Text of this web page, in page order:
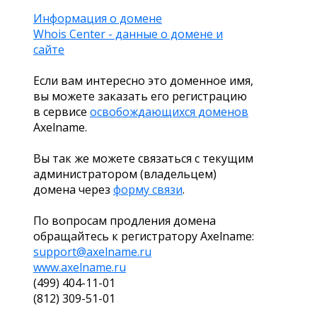
Информация о домене
Whois Center - данные о домене и
сайте
Если вам интересно это доменное имя,
вы можете заказать его регистрацию
в сервисе освобождающихся доменов
Axelname.
Вы так же можете связаться с текущим
администратором (владельцем)
домена через форму связи.
По вопросам продления домена
обращайтесь к регистратору Axelname:
support@axelname.ru
www.axelname.ru
(499) 404-11-01
(812) 309-51-01